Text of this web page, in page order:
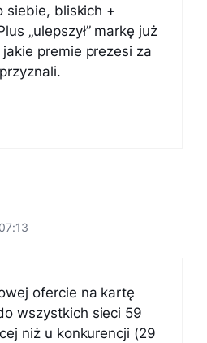
siebie, bliskich +
„ulepszył” markę już
premie prezesi za
ofercie na kartę
wszystkich sieci 59
niż u konkurencji (29